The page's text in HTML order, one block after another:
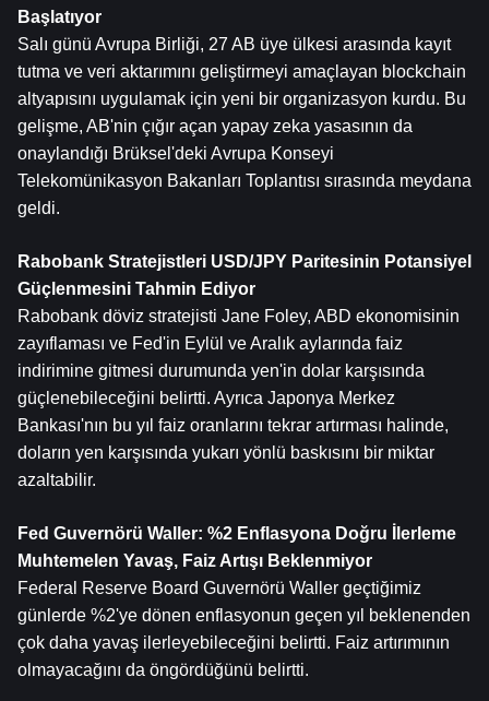
Başlatıyor
Salı günü Avrupa Birliği, 27 AB üye ülkesi arasında kayıt
tutma ve veri aktarımını geliştirmeyi amaçlayan blockchain
altyapısını uygulamak için yeni bir organizasyon kurdu. Bu
gelişme, AB'nin çığır açan yapay zeka yasasının da
onaylandığı Brüksel'deki Avrupa Konseyi
Telekomünikasyon Bakanları Toplantısı sırasında meydana
geldi.
Rabobank Stratejistleri USD/JPY Paritesinin Potansiyel
Güçlenmesini Tahmin Ediyor
Rabobank döviz stratejisti Jane Foley, ABD ekonomisinin
zayıflaması ve Fed'in Eylül ve Aralık aylarında faiz
indirimine gitmesi durumunda yen'in dolar karşısında
güçlenebileceğini belirtti. Ayrıca Japonya Merkez
Bankası'nın bu yıl faiz oranlarını tekrar artırması halinde,
doların yen karşısında yukarı yönlü baskısını bir miktar
azaltabilir.
Fed Guvernörü Waller: %2 Enflasyona Doğru İlerleme
Muhtemelen Yavaş, Faiz Artışı Beklenmiyor
Federal Reserve Board Guvernörü Waller geçtiğimiz
günlerde %2'ye dönen enflasyonun geçen yıl beklenenden
çok daha yavaş ilerleyebileceğini belirtti. Faiz artırımının
olmayacağını da öngördüğünü belirtti.